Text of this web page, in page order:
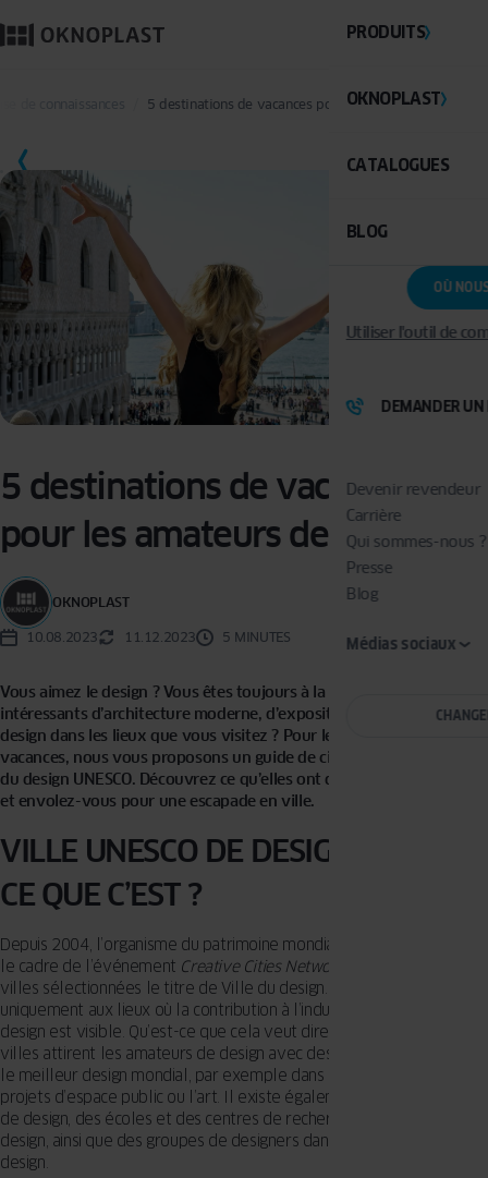
PRODUITS
OKNOPLAST
CATALOGUES
BLOG
OÙ
Utiliser l'outil de
DEMANDER UN
Devenir revendeur
Carrière
Qui sommes-nous ?
Presse
Blog
Médias sociaux
5 destinations de vacances pour les amateurs de design
SAUVEGARDER
5 destinations de vacances
pour les amateurs de design
OKNOPLAST
10.08.2023 11.12.2023 5 MINUTES
Vous aimez le design ? Vous êtes toujours à la recherche d’exemples
intéressants d’architecture moderne, d’expositions ou de studios
design dans les lieux que vous visitez ? Pour les prochaines
vacances, nous vous proposons un guide de cinq villes européennes
du design UNESCO. Découvrez ce qu’elles ont d’intéressant à offrir
et envolez-vous pour une escapade en ville.
VILLE UNESCO DE DESIGN – QU’EST-
CE QUE C’EST ?
Depuis 2004, l’organisme du patrimoine mondial de l’UNESCO, dans
le cadre de l’événement Creative Cities Network
villes sélectionnées le titre de Ville du design. Il est décerné
uniquement aux lieux où la contribution à l’industrie mondiale du
design est visible. Qu’est-ce que cela veut dire exactement ? Ces
villes attirent les amateurs de design avec des éléments portant sur
le meilleur design mondial, par exemple dans l’architecture, les
projets d’espace public ou l’art. Il existe également des entreprises
de design, des écoles et des centres de recherche axés sur le
design, ainsi que des groupes de designers dans le domaine du
design.